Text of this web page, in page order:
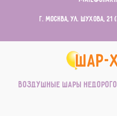
г. Москва, ул. Шухова,
Воздушные шары